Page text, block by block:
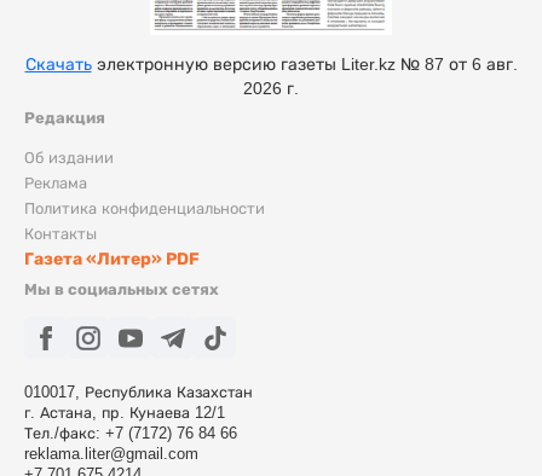
Редакция
Об издании
Реклама
Политика конфиденциальности
Контакты
Газета «Литер» PDF
Мы в социальных сетях
010017, Республика Казахстан
г. Астана, пр. Кунаева 12/1
Тел./факс: +7 (7172) 76 84 66
reklama.liter@gmail.com
Скачатьэлектронную версию газеты Liter.kz № 87 от 6 авг.
2026 г.